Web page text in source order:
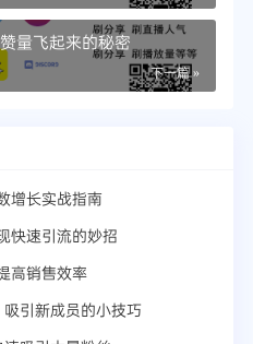
量飞起来的秘密
下一篇 »
增长实战指南
快速引流的妙招
高销售效率
引新成员的小技巧